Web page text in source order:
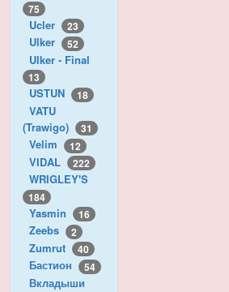
75
Ucler 23
Ulker 52
Ulker - Final
13
USTUN 18
VATU
(Trawigo)
31
Velim 12
VIDAL 222
WRIGLEY'S
184
Yasmin 16
Zeebs 2
Zumrut 40
Бастион 54
Вкладыши